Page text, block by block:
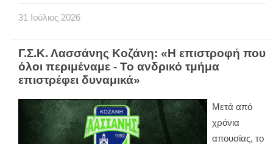
31 Ιούλιος 2026
Γ.Σ.Κ. Λασσάνης Κοζάνη: «Η επιστροφή που
όλοι περιμέναμε - Το ανδρικό τμήμα
επιστρέφει δυναμικά»
Μετά από
χρόνια
απουσίας, το